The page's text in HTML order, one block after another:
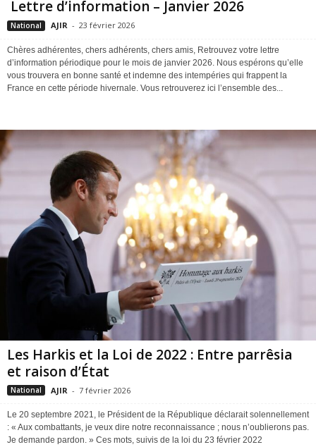
Lettre d’information – Janvier 2026
National AJIR - 23 février 2026
Chères adhérentes, chers adhérents, chers amis, Retrouvez votre lettre
d’information périodique pour le mois de janvier 2026. Nous espérons qu’elle
vous trouvera en bonne santé et indemne des intempéries qui frappent la
France en cette période hivernale. Vous retrouverez ici l’ensemble des...
Les Harkis et la Loi de 2022 : Entre parrêsia
et raison d’État
National AJIR - 7 février 2026
Le 20 septembre 2021, le Président de la République déclarait solennellement
: « Aux combattants, je veux dire notre reconnaissance ; nous n’oublierons pas.
Je demande pardon. » Ces mots, suivis de la loi du 23 février 2022